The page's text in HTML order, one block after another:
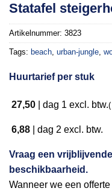
Statafel
Artikelnummer: 3823
Tags: beach, urban-jungle,
Huurtarief per stuk
27,50 dag 1 excl. btw.(
6,88 dag 2 excl. btw.
Vraag een
beschikbaarheid.
Wanneer we een